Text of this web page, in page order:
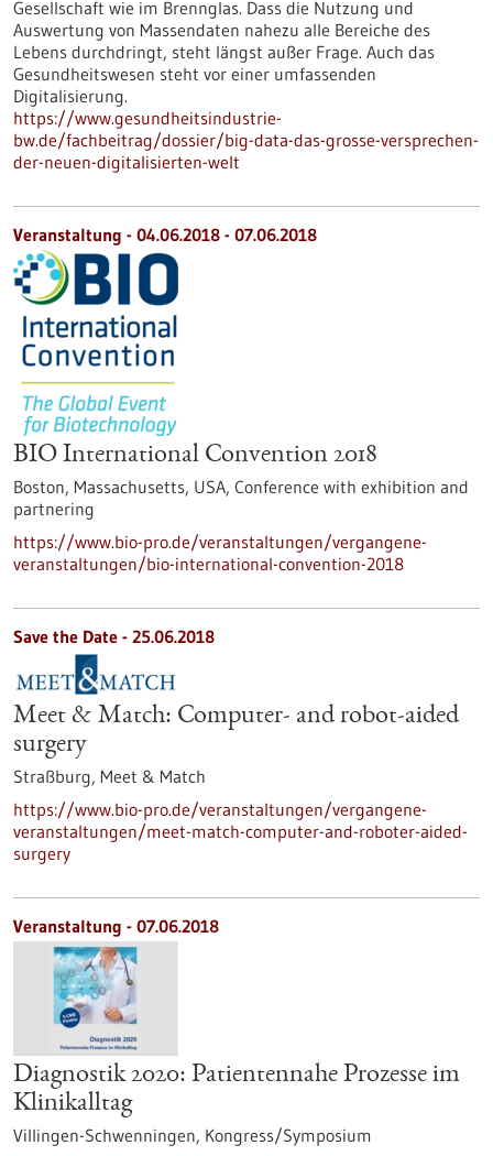
Gesellschaft wie im Brennglas. Dass die Nutzung und
Auswertung von Massendaten nahezu alle Bereiche des
Lebens durchdringt, steht längst außer Frage. Auch das
Gesundheitswesen steht vor einer umfassenden
Digitalisierung.
https://www.gesundheitsindustrie-
bw.de/fachbeitrag/dossier/big-data-das-grosse-versprechen-
der-neuen-digitalisierten-welt
Veranstaltung - 04.06.2018 - 07.06.2018
BIO International Convention 2018
Boston, Massachusetts, USA, Conference with exhibition and
partnering
https://www.bio-pro.de/veranstaltungen/vergangene-
veranstaltungen/bio-international-convention-2018
Save the Date - 25.06.2018
Meet & Match: Computer- and robot-aided
surgery
Straßburg, Meet & Match
https://www.bio-pro.de/veranstaltungen/vergangene-
veranstaltungen/meet-match-computer-and-roboter-aided-
surgery
Veranstaltung - 07.06.2018
Diagnostik 2020: Patientennahe Prozesse im
Klinikalltag
Villingen-Schwenningen, Kongress/Symposium